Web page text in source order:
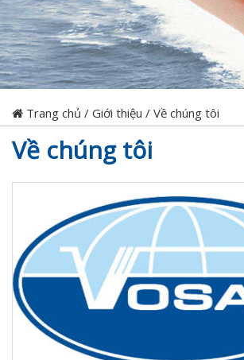
Trang chủ / Giới thiệu / Về chúng tôi
Về chúng tôi